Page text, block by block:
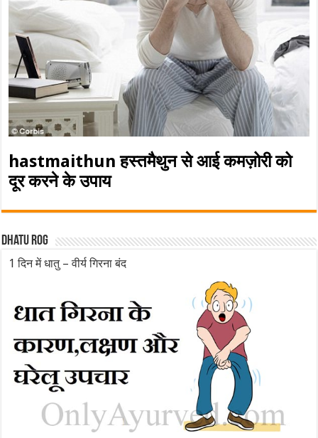
hastmaithun हस्तमैथुन से आई कमज़ोरी को
दूर करने के उपाय
Dhatu rog
1 दिन में धातु – वीर्य गिरना बंद